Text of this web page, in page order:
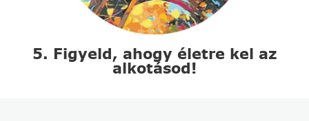
5. Figyeld, ahogy életre kel az
alkotásod!